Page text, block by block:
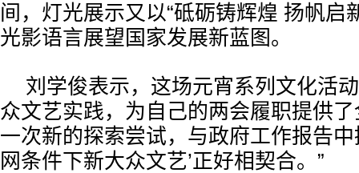
间，灯光展示又以“砥砺铸辉煌 扬帆启
光影语言展望国家发展新蓝图。
刘学俊表示，这场元宵系列文化活
众文艺实践，为自己的两会履职提供了
一次新的探索尝试，与政府工作报告中
网条件下新大众文艺’正好相契合。”